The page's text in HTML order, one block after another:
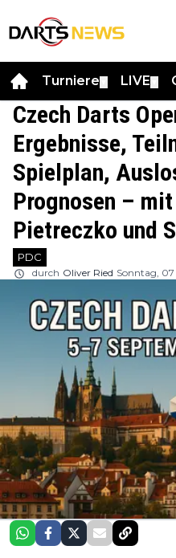
Turniere LIVE
Czech Darts
Ergebnisse,
Spielplan,
Prognosen –
Pietreczko und
PDC
durch Oliver Ried Sonntag,